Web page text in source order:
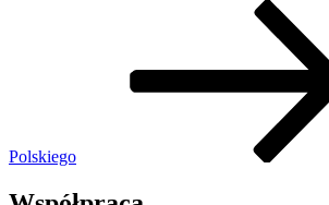
Polskiego